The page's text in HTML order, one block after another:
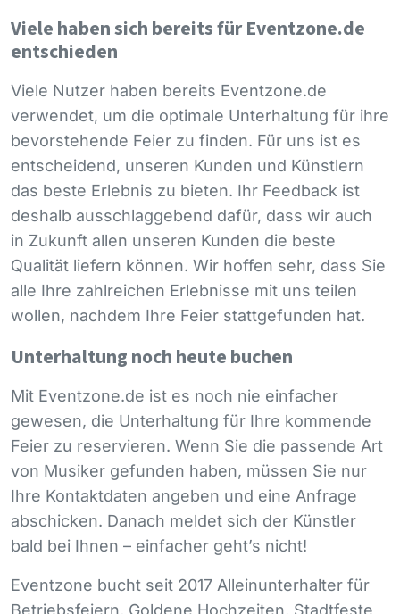
Viele haben sich bereits für Eventzone.de
entschieden
Viele Nutzer haben bereits Eventzone.de
verwendet, um die optimale Unterhaltung für ihre
bevorstehende Feier zu finden. Für uns ist es
entscheidend, unseren Kunden und Künstlern
das beste Erlebnis zu bieten. Ihr Feedback ist
deshalb ausschlaggebend dafür, dass wir auch
in Zukunft allen unseren Kunden die beste
Qualität liefern können. Wir hoffen sehr, dass Sie
alle Ihre zahlreichen Erlebnisse mit uns teilen
wollen, nachdem Ihre Feier stattgefunden hat.
Unterhaltung noch heute buchen
Mit Eventzone.de ist es noch nie einfacher
gewesen, die Unterhaltung für Ihre kommende
Feier zu reservieren. Wenn Sie die passende Art
von Musiker gefunden haben, müssen Sie nur
Ihre Kontaktdaten angeben und eine Anfrage
abschicken. Danach meldet sich der Künstler
bald bei Ihnen – einfacher geht’s nicht!
Eventzone bucht seit 2017 Alleinunterhalter für
Betriebsfeiern, Goldene Hochzeiten, Stadtfeste